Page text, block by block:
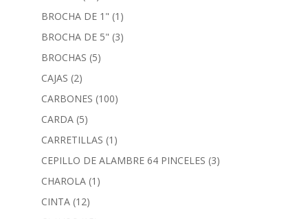
BROCHA DE 1" (1)
BROCHA DE 5" (3)
BROCHAS (5)
CAJAS (2)
CARBONES (100)
CARDA (5)
CARRETILLAS (1)
CEPILLO DE ALAMBRE 64 PINCELES (3)
CHAROLA (1)
CINTA (12)